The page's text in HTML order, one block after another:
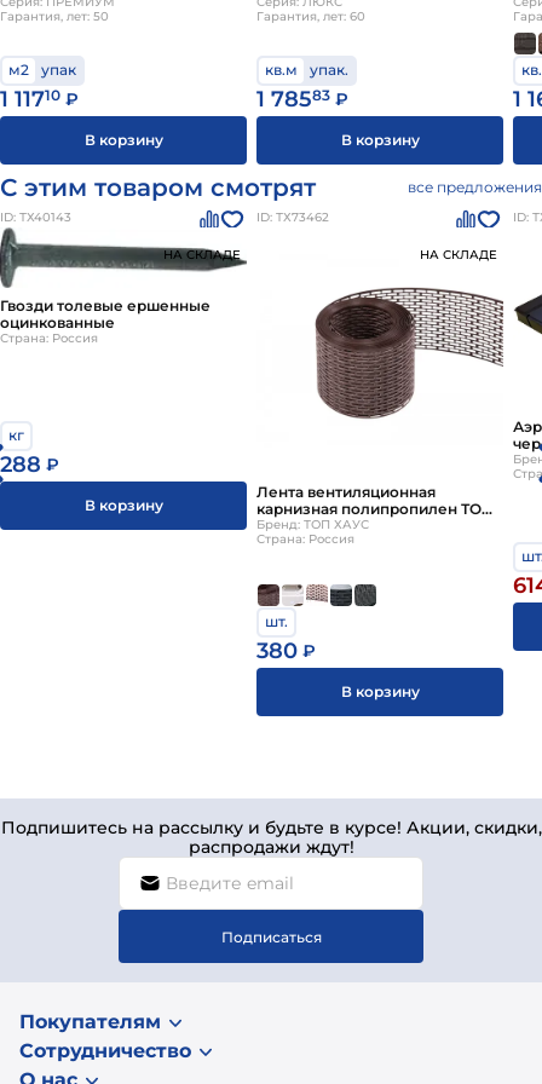
Гарантия, лет: 50
м2 упак
1 11710 ₽
В корзину
Гарантия, лет: 60
кв.м упак.
1 78583 ₽
В корзину
1
С этим товаром смотрят все предложения
ID: ТХ40143
НА СКЛАДЕ
Гвозди толевые ершенные
оцинкованные
Страна: Россия
кг
288 ₽
В корзину
ID: ТХ73462
НА СКЛАДЕ
Лента вентиляционная
карнизная полипропилен ТОП
ХАУС 5м
Бренд: ТОП ХАУС
Страна: Россия
шт.
380 ₽
В корзину
ID:
Подпишитесь на рассылку и будьте в курсе! Акции, скидки,
распродажи ждут!
Подписаться
Покупателям
Сотрудничество